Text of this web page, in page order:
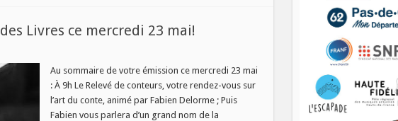
Livres ce mercredi 23 mai!
Au sommaire de votre émission ce mercredi 23 mai
: À 9h Le Relevé de conteurs, votre rendez-vous sur
l’art du conte, animé par Fabien Delorme ; Puis
Fabien vous parlera d’un grand nom de la